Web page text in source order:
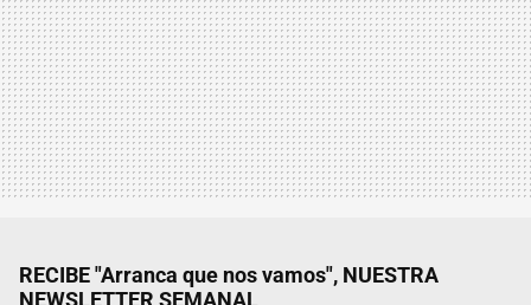
RECIBE "Arranca que nos vamos", NUESTRA
NEWSLETTER SEMANAL